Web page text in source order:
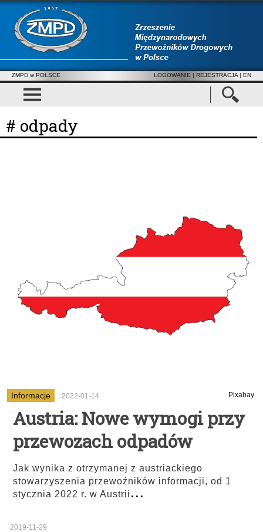
ZMPD w POLSCE LOGOWANIE | REJESTRACJA | EN
# odpady
Informacje 2022-01-14 Pixabay
Austria: Nowe wymogi przy
przewozach odpadów
Jak wynika z otrzymanej z austriackiego
stowarzyszenia przewoźników informacji, od 1
stycznia 2022 r. w Austrii ...
2019-11-29